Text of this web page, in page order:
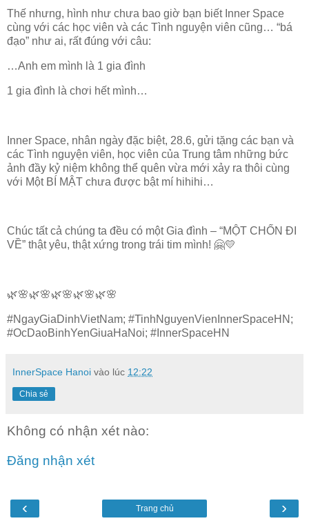
Thế nhưng, hình như chưa bao giờ bạn biết Inner Space
cùng với các học viên và các Tình nguyện viên cũng… “bá
đạo” như ai, rất đúng với câu:
…Anh em mình là 1 gia đình
1 gia đình là chơi hết mình…
Inner Space, nhân ngày đặc biệt, 28.6, gửi tặng các bạn và
các Tình nguyện viên, học viên của Trung tâm những bức
ảnh đầy kỷ niệm không thể quên vừa mới xảy ra thôi cùng
với Một BÍ MẬT chưa được bật mí hihihi…
Chúc tất cả chúng ta đều có một Gia đình – “MỘT CHỐN ĐI
VỀ” thật yêu, thật xứng trong trái tim mình! 🤗‬💛
🌿🌸🌿🌸🌿🌸🌿🌸🌿🌸
#NgayGiaDinhVietNam; #TinhNguyenVienInnerSpaceHN;
#OcDaoBinhYenGiuaHaNoi; #InnerSpaceHN
InnerSpace Hanoi vào lúc 12:22
Chia sẻ
Không có nhận xét nào:
Đăng nhận xét
‹ ›
Trang chủ